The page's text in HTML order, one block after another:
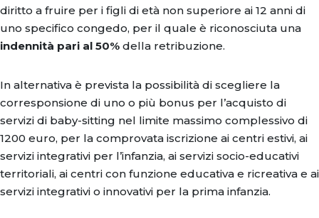
diritto a fruire per i figli di età non superiore ai 12 anni di
uno specifico congedo, per il quale è riconosciuta una
indennità pari al 50% della retribuzione.
In alternativa è prevista la possibilità di scegliere la
corresponsione di uno o più bonus per l’acquisto di
servizi di baby-sitting nel limite massimo complessivo di
1200 euro, per la comprovata iscrizione ai centri estivi, ai
servizi integrativi per l’infanzia, ai servizi socio-educativi
territoriali, ai centri con funzione educativa e ricreativa e ai
servizi integrativi o innovativi per la prima infanzia.